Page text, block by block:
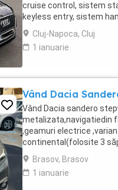
cruise control, sistem
keyless entry, sistem
iunie 2026, plăcuțe ...
Cluj-Napoca, Cluj
1 ianuarie
Vând Dacia
Vând Dacia sandero
metalizata,navigatiedin
,geamuri electrice
continental(folosite 3
2021,Gsi,computer de
Brasov, Brasov
1 ianuarie